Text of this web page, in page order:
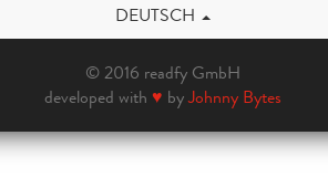
DEUTSCH
© 2016 readfy GmbH
developed with ♥ byJohnny Bytes